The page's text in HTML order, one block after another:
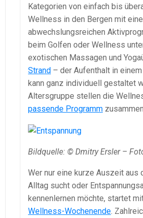
Kategorien von einfach bis
Wellness in den Bergen mit
abwechslungsreichen
beim Golfen oder Wellness
exotischen Massagen und
Strand – der Aufenthalt in
kann ganz individuell gestaltet
Altersgruppe stellen die
passende Programm
Bildquelle: © Dmitry Ersler –
Wer nur eine kurze Auszeit aus
Alltag sucht oder
kennenlernen möchte, startet
Wellness-Wochenende .